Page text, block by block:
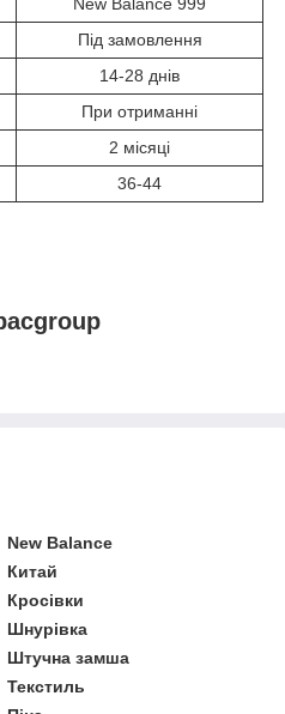
New Balance 999
Під замовлення
14-28 днів
При отриманні
2 місяці
36-44
New Balance
Китай
Кросівки
Шнурівка
Штучна замша
Текстиль